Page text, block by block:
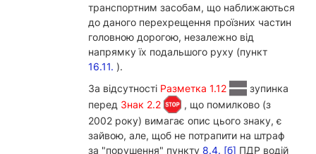
транспортним засобам, що наближаються
до даного перехрещення проїзних частин
головною дорогою, незалежно від
напрямку їх подальшого руху (пункт
16.11. ).
За відсутності Разметка 1.12
зупинка
перед Знак 2.2
, що помилково (з
2002 року) вимагає опис цього знаку, є
зайвою, але, щоб не потрапити на штраф
за "порушення" пункту 8.4. [б] ПДР водій